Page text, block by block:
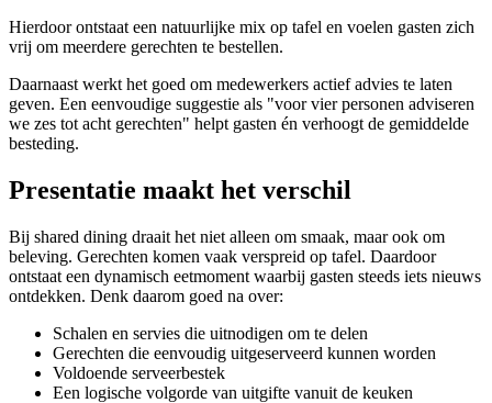
Hierdoor ontstaat een natuurlijke mix op tafel en voelen gasten zich
vrij om meerdere gerechten te bestellen.
Daarnaast werkt het goed om medewerkers actief advies te laten
geven. Een eenvoudige suggestie als "voor vier personen adviseren
we zes tot acht gerechten" helpt gasten én verhoogt de gemiddelde
besteding.
Presentatie maakt het verschil
Bij shared dining draait het niet alleen om smaak, maar ook om
beleving. Gerechten komen vaak verspreid op tafel. Daardoor
ontstaat een dynamisch eetmoment waarbij gasten steeds iets nieuws
ontdekken. Denk daarom goed na over:
Schalen en servies die uitnodigen om te delen
Gerechten die eenvoudig uitgeserveerd kunnen worden
Voldoende serveerbestek
Een logische volgorde van uitgifte vanuit de keuken